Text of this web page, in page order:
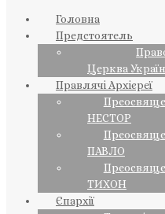
Якщо маєте можливість,
Ваша допомога
НАШ ТЕЛЕГРАМ
Головна
Предстоятель
Церква
Правлячі Архієреї
НЕСТОР
ПАВЛО
ТИХОН
Єпархії